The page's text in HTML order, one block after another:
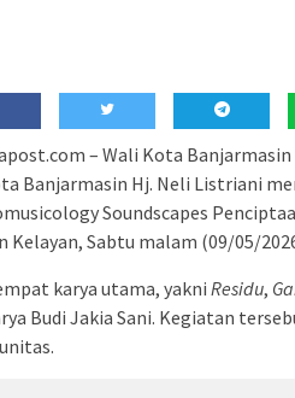
– Wali Kota Banjarmasin
Banjarmasin Hj. Neli Listriani
Soundscapes
Kelayan, Sabtu malam (09/05/
karya utama, yakni Residu,
Budi Jakia Sani. Kegiatan